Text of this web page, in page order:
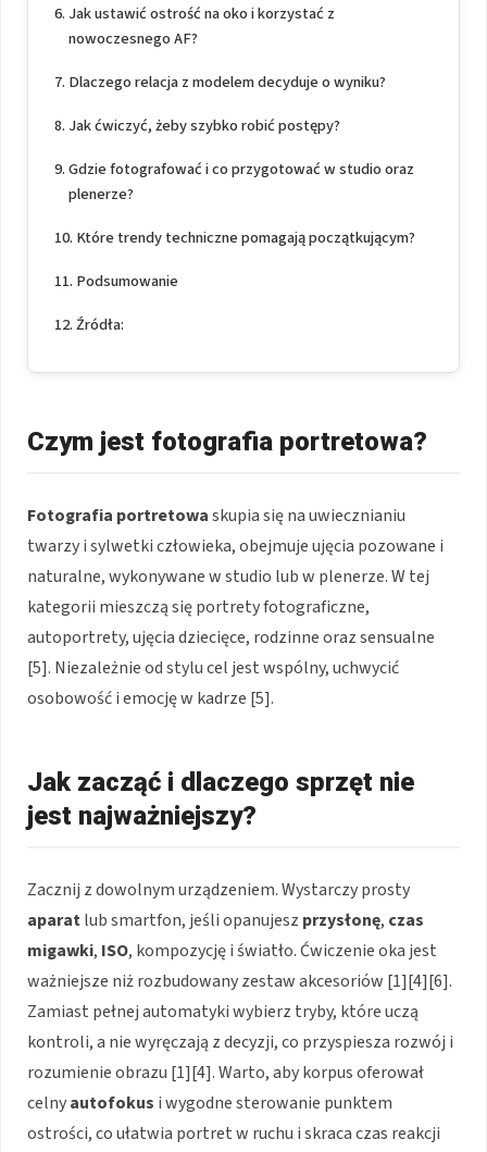
Jak ustawić ostrość na oko i korzystać z
nowoczesnego AF?
Dlaczego relacja z modelem decyduje o wyniku?
Jak ćwiczyć, żeby szybko robić postępy?
Gdzie fotografować i co przygotować w studio oraz
plenerze?
Które trendy techniczne pomagają początkującym?
Podsumowanie
Źródła:
Czym jest fotografia portretowa?
Fotografia portretowaskupia się na uwiecznianiu
twarzy i sylwetki człowieka, obejmuje ujęcia pozowane i
naturalne, wykonywane w studio lub w plenerze. W tej
kategorii mieszczą się portrety fotograficzne,
autoportrety, ujęcia dziecięce, rodzinne oraz sensualne
[5]. Niezależnie od stylu cel jest wspólny, uchwycić
osobowość i emocję w kadrze [5].
Jak zacząć i dlaczego sprzęt nie
jest najważniejszy?
Zacznij z dowolnym urządzeniem. Wystarczy prosty
aparatlub smartfon, jeśli opanujesz przysłonę, czas
migawki, ISO, kompozycję i światło. Ćwiczenie oka jest
ważniejsze niż rozbudowany zestaw akcesoriów [1][4][6].
Zamiast pełnej automatyki wybierz tryby, które uczą
kontroli, a nie wyręczają z decyzji, co przyspiesza rozwój i
rozumienie obrazu [1][4]. Warto, aby korpus oferował
celnyautofokus i wygodne sterowanie punktem
ostrości, co ułatwia portret w ruchu i skraca czas reakcji